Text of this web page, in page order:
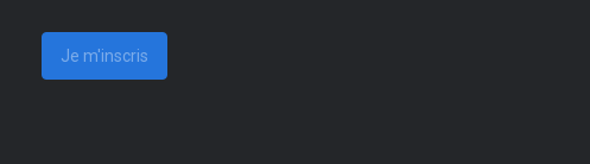
Je m'inscris